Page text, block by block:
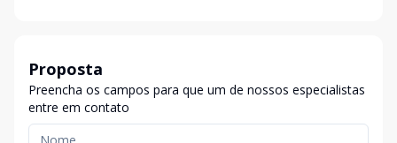
Proposta
Preencha os campos para que um de nossos especialistas
entre em contato